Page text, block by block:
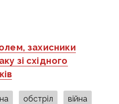
захисники
зі східного
обстріл війна